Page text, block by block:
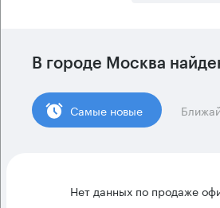
В городе Москва
Cамые новые
Нет данных по продаже